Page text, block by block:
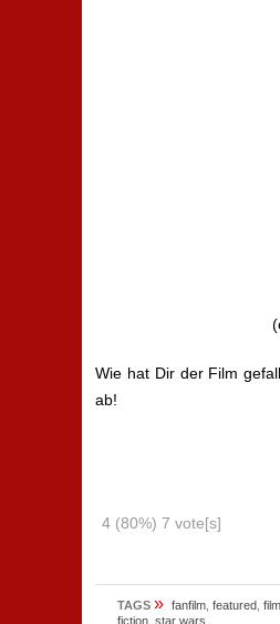
Wie hat Dir der Film
ab!
4 (80%) 7 vote[s]
TAGS » fanfilm featured
fiction star wars